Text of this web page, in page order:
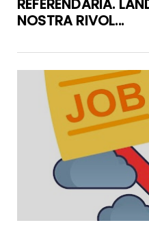
REFERENDARIA.
NOSTRA RIVOL...